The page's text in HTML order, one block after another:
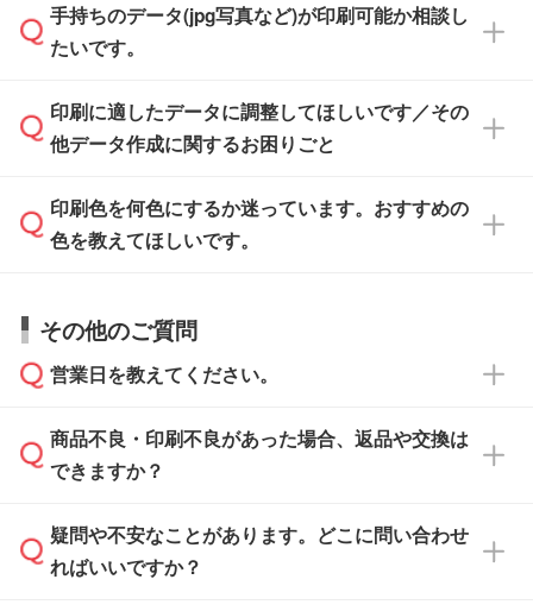
せいただければ、弊社にて無料でデザインデー
タを1点作成いたします。
積・ご注文フォームにアップロードしてご入稿
ください。
ご入稿後は経験豊富なスタッフがデータに不備
がないかチェックし、お客様と確認してから印
刷に進みますので、ご安心ください。
一部商品は入稿用テンプレートのご用意があり
ます。各商品ページの『印刷方法・テンプレー
入稿用のテンプレートはPDF形式ですが、
IllustratorやPhotoshopで開いてご利用いただけ
方」をご確認ください。
手持ちのデータ(jpg写真など)が印刷可能か相談し
たいです。
印刷に適したデータ・解像度かどうか、担当ス
タッフが事前に確認いたします。
ムへ添付いただくか、担当スタッフ宛にメール
でお送りください。
い合わせください。
なお、印刷用データの作り方に関する詳細は、
印刷に適したデータに調整してほしいです／その
他データ作成に関するお困りごと
データ作成でお困りの際には、担当スタッフが
サポートいたしますのでお気軽にご相談くださ
から添付してお送りください。
・解像度の低いデータをトレース/調整してほ
しい
解像度の低い画像や、手書きのイラスト、写真
などを、印刷に適したベクターデータに変換し
・フルカラーデータを1色に変換してほしい
印刷色を何色にするか迷っています。おすすめの
色を教えてほしいです。
相談いただきますと、担当スタッフがお客様の
ご希望や商品の本体色を確認し、印刷色をご提
本体色がブラック、ネイビーなど濃色の場合は
白色か淡い色の印刷色をおすすめしておりま
す。
本体色がナチュラルなど淡色の場合、印刷をく
っきりと目立たせたいときは濃い印刷色が、柔
らかい雰囲気にしたいときは淡い印刷色が映え
その他のご質問
営業日を教えてください。
営業日は平日の10:00～18:00で、土日祝日はお
休みとなります。注文・見積・お問い合わせ
速やかに対応いたします。
商品不良・印刷不良があった場合、返品や交換は
できますか？
お手数をお掛けいたしますが、至急担当スタッ
フまでご連絡ください。商品の状況を確認し、
疑問や不安なことがあります。どこに問い合わせ
ればいいですか？